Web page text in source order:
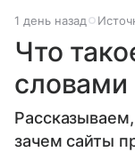
1 день назад
Что
словами
зачем сайты